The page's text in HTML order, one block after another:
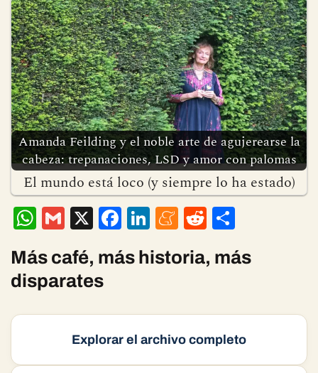
Amanda Feilding y el noble arte de agujerearse la
cabeza: trepanaciones, LSD y amor con palomas
El mundo está loco (y siempre lo ha estado)
W
h
at
s
A
G
m
ai
l
X F
ac
e
o
o
k
Li
n
ke
n
M
e
n
m
e
R
e
d
t
o
m
ar
ti
r
Más café, más historia, más
disparates
Explorar el archivo completo